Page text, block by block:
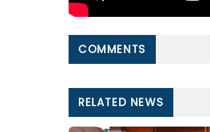
COMMENTS
RELATED NEWS